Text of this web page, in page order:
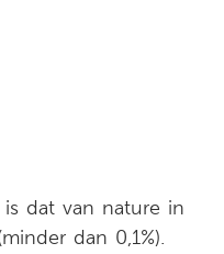
dat van nature in
dan 0,1%).